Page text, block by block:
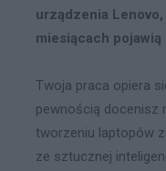
urządzenia
miesiącach pojawią
Twoja praca opiera
pewnością docenisz
tworzeniu laptopów
ze sztucznej